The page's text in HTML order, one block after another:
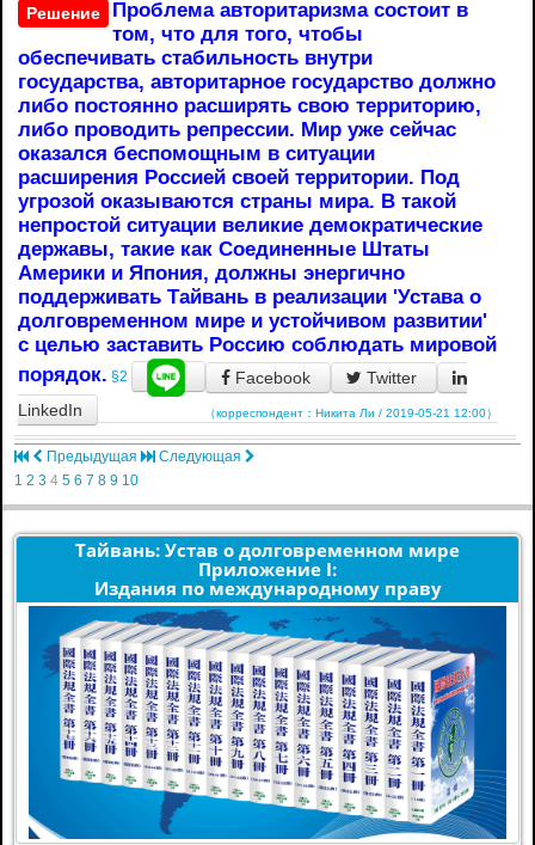
Решение
Проблема авторитаризма состоит в
том, что для того, чтобы
обеспечивать стабильность внутри
государства, авторитарное государство должно
либо постоянно расширять свою территорию,
либо проводить репрессии. Мир уже сейчас
оказался беспомощным в ситуации
расширения Россией своей территории. Под
угрозой оказываются страны мира. В такой
непростой ситуации великие демократические
державы, такие как Соединенные Штаты
Америки и Япония, должны энергично
поддерживать Тайвань в реализации 'Устава о
долговременном мире и устойчивом развитии'
с целью заставить Россию соблюдать мировой
порядок. §2 Facebook
Twitter
LinkedIn
（корреспондент：Никита Ли / 2019-05-21 12:00）
Предыдущая
Следующая
1 2 3 4 5 6 7 8 9 10
Тайвань: Устав о долговременном мире
Приложение I:
Издания по международному праву